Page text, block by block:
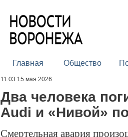
Главная Общество
11:03 15 мая 2026
Два человека
Audi и «Нивой»
Смертельная авария